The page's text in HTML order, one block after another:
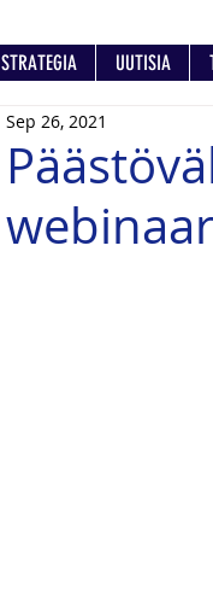
STRATEGIA UUTISIA
Sep 26, 2021